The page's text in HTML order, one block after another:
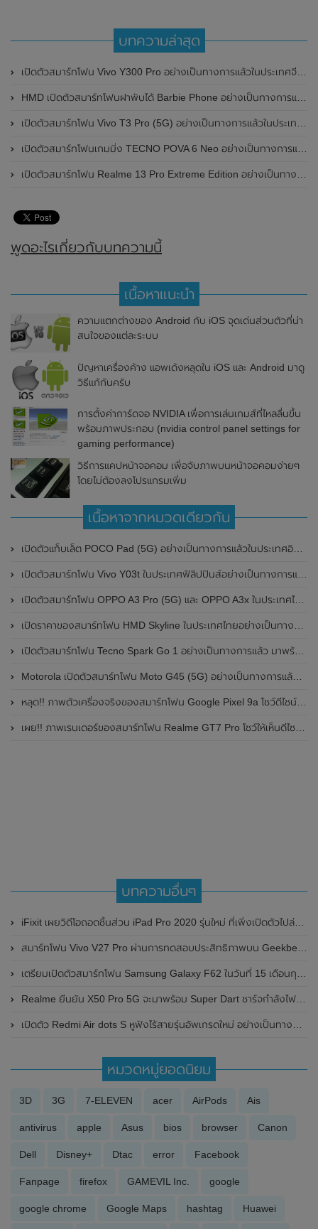
บทความล่าสุด
เปิดตัวสมาร์ทโฟน Vivo Y300 Pro อย่างเป็นทางการแล้วในประเทศจีน มาพร้อมดีไซน์พรีเมี่ยม ทนทาน และแบตเตอรี่สุดอึดขนาดใหญ่ 6,500mAh พร้อมรองรับการชาร์จไว 80W
HMD เปิดตัวสมาร์ทโฟนฝาพับได้ Barbie Phone อย่างเป็นทางการแล้ว มาพร้อมธีมสีชมพูสดใส
เปิดตัวสมาร์ทโฟน Vivo T3 Pro (5G) อย่างเป็นทางการแล้วในประเทศอินเดีย
เปิดตัวสมาร์ทโฟนเกมมิ่ง TECNO POVA 6 Neo อย่างเป็นทางการแล้วในประเทศไทย ในราคา 8,499 บาท
เปิดตัวสมาร์ทโฟน Realme 13 Pro Extreme Edition อย่างเป็นทางการแล้วในประเทศจีน
พูดอะไรเกี่ยวกับบทความนี้
เนื้อหาแนะนำ
ความแตกต่างของ Android กับ iOS จุดเด่นส่วนตัวที่น่า
สนใจของแต่ละระบบ
ปัญหาเครื่องค้าง แอพเด้งหลุดใน iOS และ Android มาดู
วิธีแก้กันครับ
การตั้งค่าการ์ดจอ NVIDIA เพื่อการเล่นเกมส์ที่ไหลลื่นขึ้น
พร้อมภาพประกอบ (nvidia control panel settings for
gaming performance)
วิธีการแคปหน้าจอคอม เพื่อจับภาพบนหน้าจอคอมง่ายๆ
โดยไม่ต้องลงโปรแกรมเพิ่ม
เนื้อหาจากหมวดเดียวกัน
เปิดตัวแท็บเล็ต POCO Pad (5G) อย่างเป็นทางการแล้วในประเทศอินเดีย มาพร้อมชิปเซ็ต Snapdragon 7s Gen 2 ของ Qualcomm และรองรับเครือข่าย 5G
เปิดตัวสมาร์ทโฟน Vivo Y03t ในประเทศฟิลิปปินส์อย่างเป็นทางการแล้ว มาพร้อมชิปเซ็ต Unisoc T612 , กล้องหลัง ความละเอียด 13MP , แบตเตอรี่ 5,000mAh และหน้าจอแสดงผล LCD / 90Hz
เปิดตัวสมาร์ทโฟน OPPO A3 Pro (5G) และ OPPO A3x ในประเทศไทยอย่างเป็นทางการแล้ว ในราคาเริ่มต้นเพียง 3,999 บาท
เปิดราคาของสมาร์ทโฟน HMD Skyline ในประเทศไทยอย่างเป็นทางการแล้ว ราคา 14,990 บาท
เปิดตัวสมาร์ทโฟน Tecno Spark Go 1 อย่างเป็นทางการแล้ว มาพร้อมหน้าจอแสดงผล LCD / 120Hz , แบตเตอรี่ 5,000mAh และใช้ชิปเซ็ต Unisoc
Motorola เปิดตัวสมาร์ทโฟน Moto G45 (5G) อย่างเป็นทางการแล้วในอินเดีย
หลุด!! ภาพตัวเครื่องจริงของสมาร์ทโฟน Google Pixel 9a โชว์ดีไซน์ใหม่ กล้องหลังแบนราบ ไม่มีกรอบของกล้องแล้ว
เผย!! ภาพเรนเดอร์ของสมาร์ทโฟน Realme GT7 Pro โชว์ให้เห็นดีไซน์ใหม่ พร้อมเผยรายละเอียดสเปกที่สำคัญบางส่วน
บทความอื่นๆ
iFixit เผยวิดีโอถอดชิ้นส่วน iPad Pro 2020 รุ่นใหม่ ที่เพิ่งเปิดตัวไปล่าสุด (มีคลิป)
สมาร์ทโฟน Vivo V27 Pro ผ่านการทดสอบประสิทธิภาพบน Geekbench แล้ว พร้อมเผยรายละเอียดสเปกและราคาก่อนเปิดตัวที่ประเทศอินเดีย ในวันที่ 1 มีนาคม 2023 นี้
เตรียมเปิดตัวสมาร์ทโฟน Samsung Galaxy F62 ในวันที่ 15 เดือนกุมภาพันธ์ 2021 นี้ที่ประเทศอินเดีย มาพร้อมชิปเซ็ต Exynos 9825 และแบตเตอรี่ 7,000 mAh ในราคาหมื่นนิดๆ
Realme ยืนยัน X50 Pro 5G จะมาพร้อม Super Dart ชาร์จกำลังไฟไวถึง 65W
เปิดตัว Redmi Air dots S หูฟังไร้สายรุ่นอัพเกรดใหม่ อย่างเป็นทางการแล้ว
หมวดหมู่ยอดนิยม
3D 3G 7-ELEVEN acer AirPods Ais
antivirus apple Asus bios browser Canon
Dell Disney+ Dtac error Facebook
Fanpage firefox GAMEVIL Inc. google
google chrome Google Maps hashtag Huawei